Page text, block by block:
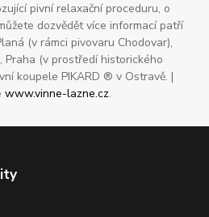
pivní relaxační proceduru, o
dozvědět více informací patří
(v rámci pivovaru Chodovar),
Praha (v prostředí historického
koupele PIKARD ® v Ostravě. |
www.vinne-lazne.cz.